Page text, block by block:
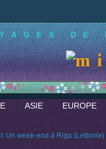
ASIE EUROPE
Un week-end à Riga (Lettonie)